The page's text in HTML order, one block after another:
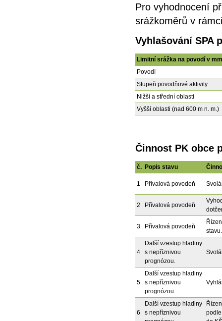
Pro vyhodnocení
srážkoměrů v
Vyhlašování SPA
Limitní srážka na povodí v
Povodí
Stupeň povodňové aktivity
Nižší a střední oblasti
Vyšší oblasti (nad 600 m n. m.)
Činnost PK obce
č. Popis stavu
1 Přívalová povodeň
2 Přívalová povodeň
3 Přívalová povodeň
stavu.
4
Další vzestup hladiny
s nepříznivou
prognózou.
5
Další vzestup hladiny
s nepříznivou
prognózou.
6
Další vzestup hladiny
s nepříznivou